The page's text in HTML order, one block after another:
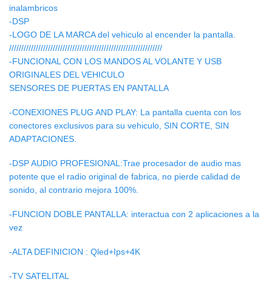
inalambricos
-DSP
-LOGO DE LA MARCA del vehiculo al encender la pantalla.
///////////////////////////////////////////////////////////////
-FUNCIONAL CON LOS MANDOS AL VOLANTE Y USB
ORIGINALES DEL VEHICULO
SENSORES DE PUERTAS EN PANTALLA
-CONEXIONES PLUG AND PLAY: La pantalla cuenta con los
conectores exclusivos para su vehiculo, SIN CORTE, SIN
ADAPTACIONES.
-DSP AUDIO PROFESIONAL:Trae procesador de audio mas
potente que el radio original de fabrica, no pierde calidad de
sonido, al contrario mejora 100%.
-FUNCION DOBLE PANTALLA: interactua con 2 aplicaciones a la
vez
-ALTA DEFINICION : Qled+Ips+4K
-TV SATELITAL